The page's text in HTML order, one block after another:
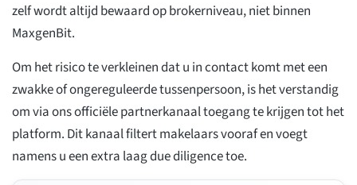
zelf wordt altijd bewaard op brokerniveau, niet binnen
MaxgenBit.
Om het risico te verkleinen dat u in contact komt met een
zwakke of ongereguleerde tussenpersoon, is het verstandig
om via ons officiële partnerkanaal toegang te krijgen tot het
platform. Dit kanaal filtert makelaars vooraf en voegt
namens u een extra laag due diligence toe.